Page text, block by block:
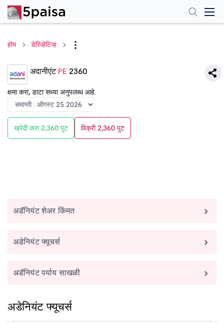
होम डेरिव्हेटिव्ह
अदानीएंट PE 2360
क्षमा करा, डाटा सध्या अनुपलब्ध आहे.
खरेदी करा 2,360 पुट विक्री 2,360 पुट
अडॅनियंट शेअर किंमत
अडेनियंट फ्यूचर्स
अडॅनियंट पर्याय साखळी
अडेनियंट फ्यूचर्स